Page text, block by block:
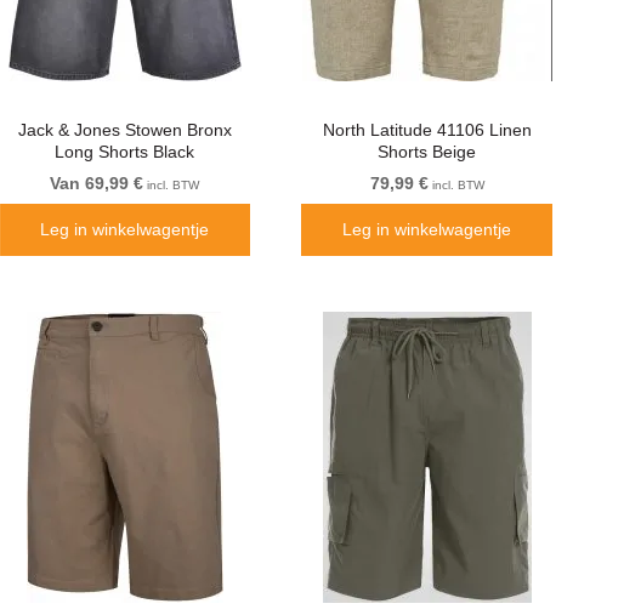
Jack & Jones Stowen Bronx
Long Shorts Black
Van 69,99 € incl. BTW
Leg in winkelwagentje
North Latitude 41106 Linen
Shorts Beige
79,99 €incl. BTW
Leg in winkelwagentje